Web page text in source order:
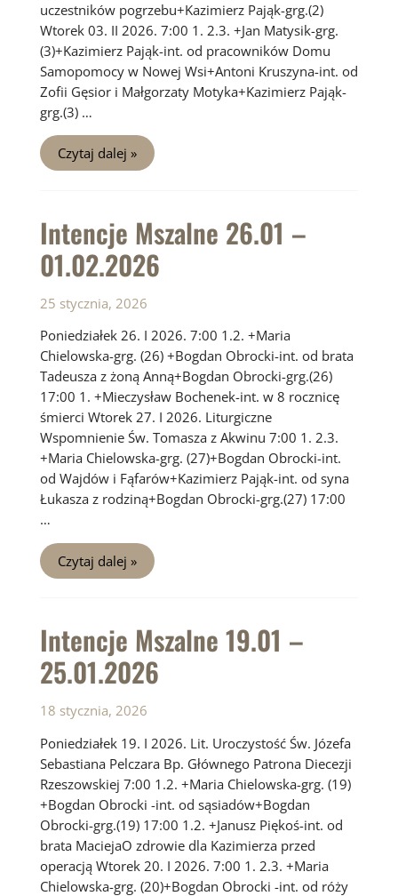
uczestników pogrzebu+Kazimierz Pająk-grg.(2)
Wtorek 03. II 2026. 7:00 1. 2.3. +Jan Matysik-grg.
(3)+Kazimierz Pająk-int. od pracowników Domu
Samopomocy w Nowej Wsi+Antoni Kruszyna-int. od
Zofii Gęsior i Małgorzaty Motyka+Kazimierz Pająk-
grg.(3) …
Intencje
Mszalne
02.02
Czytaj dalej »
Intencje Mszalne 26.01 –
01.02.2026
25 stycznia, 2026
Poniedziałek 26. I 2026. 7:00 1.2. +Maria
Chielowska-grg. (26) +Bogdan Obrocki-int. od brata
Tadeusza z żoną Anną+Bogdan Obrocki-grg.(26)
17:00 1. +Mieczysław Bochenek-int. w 8 rocznicę
śmierci Wtorek 27. I 2026. Liturgiczne
Wspomnienie Św. Tomasza z Akwinu 7:00 1. 2.3.
+Maria Chielowska-grg. (27)+Bogdan Obrocki-int.
od Wajdów i Fąfarów+Kazimierz Pająk-int. od syna
Łukasza z rodziną+Bogdan Obrocki-grg.(27) 17:00
…
Intencje
Mszalne
26.01
Czytaj dalej »
Intencje Mszalne 19.01 –
25.01.2026
18 stycznia, 2026
Poniedziałek 19. I 2026. Lit. Uroczystość Św. Józefa
Sebastiana Pelczara Bp. Głównego Patrona Diecezji
Rzeszowskiej 7:00 1.2. +Maria Chielowska-grg. (19)
+Bogdan Obrocki -int. od sąsiadów+Bogdan
Obrocki-grg.(19) 17:00 1.2. +Janusz Piękoś-int. od
brata MaciejaO zdrowie dla Kazimierza przed
operacją Wtorek 20. I 2026. 7:00 1. 2.3. +Maria
Chielowska-grg. (20)+Bogdan Obrocki -int. od róży